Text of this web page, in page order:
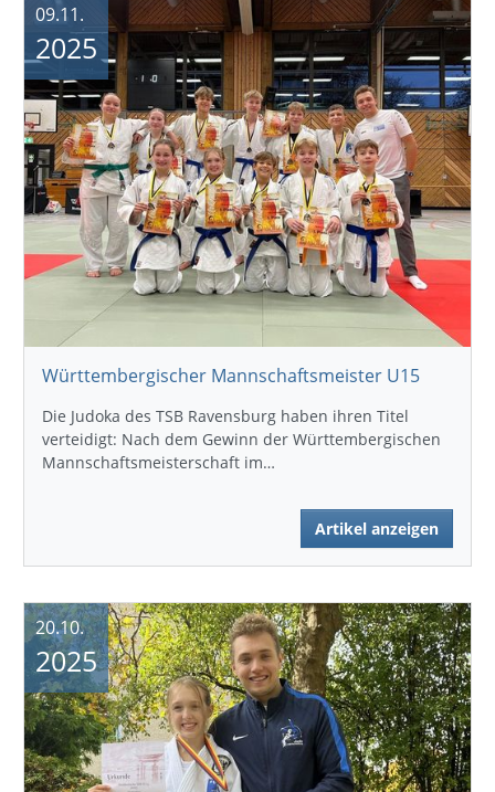
Württembergischer Mannschaftsmeister U15
Die Judoka des TSB Ravensburg haben ihren Titel
verteidigt: Nach dem Gewinn der Württembergischen
Mannschaftsmeisterschaft im…
Artikel anzeigen
09.11.
2025
20.10.
2025